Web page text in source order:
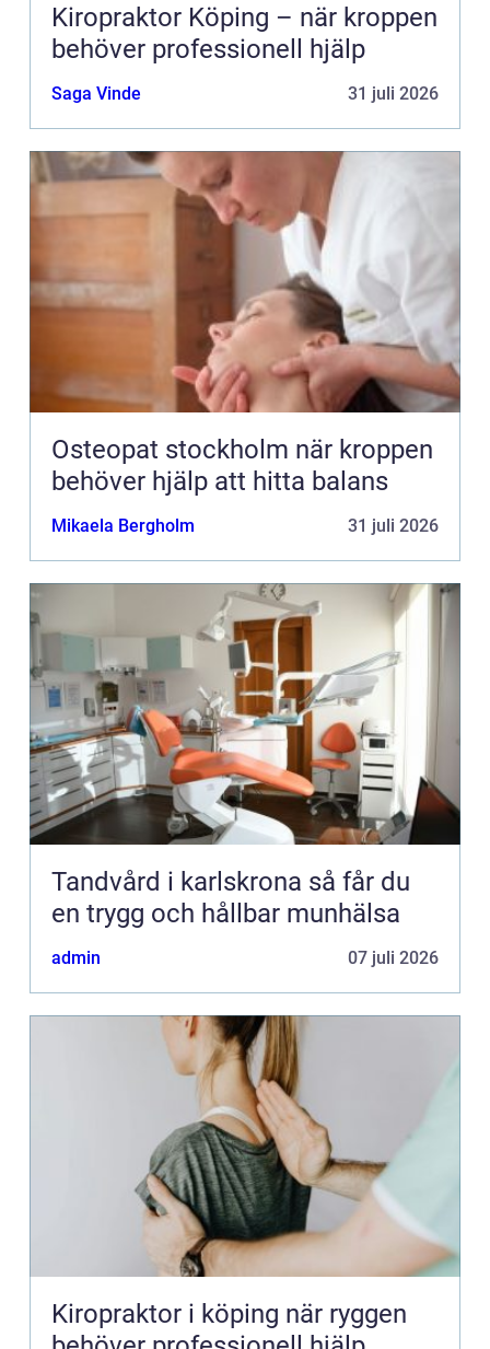
Kiropraktor Köping – när kroppen
behöver professionell hjälp
Saga Vinde 31 juli 2026
Osteopat stockholm när kroppen
behöver hjälp att hitta balans
Mikaela Bergholm 31 juli 2026
Tandvård i karlskrona så får du
en trygg och hållbar munhälsa
admin 07 juli 2026
Kiropraktor i köping när ryggen